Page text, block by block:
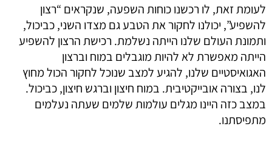
לעומת זאת, לו רכשנו כוחות השפעה, שנקראים “רצון
להשפיע”, יכולנו לחקור את הטבע גם מצדו השני, כביכול,
ותמונת העולם שלנו הייתה נשלמת. רכישת הרצון להשפיע
הייתה מאפשרת לא להיות מוגבלים במוח וברצון
האגואיסטיים שלנו, להגיע למצב שנוכל לחקור הכול מחוץ
לנו, בצורה אובייקטיבית. במוח חיצון וברגש חיצון, כביכול.
במצב כזה היינו מגלים עולמות שלמים שעתה נעלמים
מתפיסתנו.